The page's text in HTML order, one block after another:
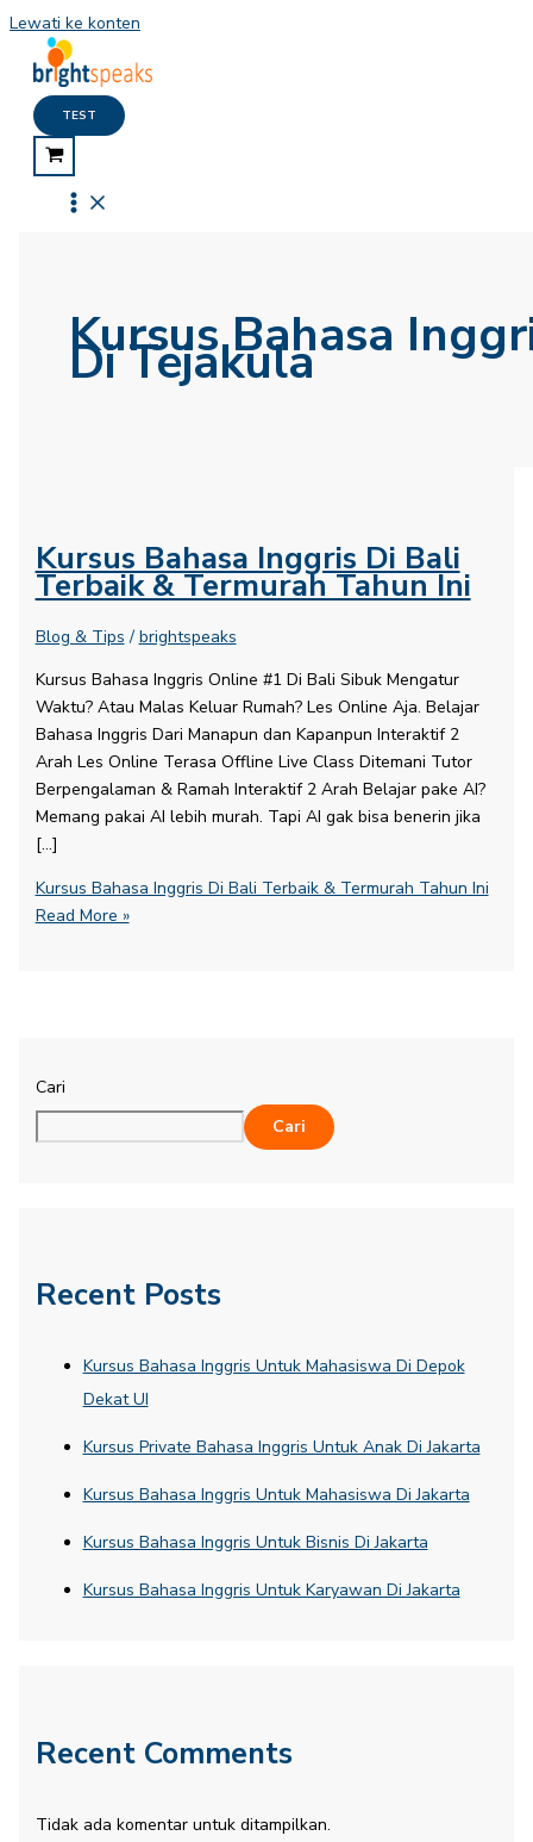
Lewati ke konten
TEST
Kursus Bahasa
Di Tejakula
Kursus Bahasa Inggris Di Bali
Terbaik & Termurah Tahun Ini
Blog & Tips / brightspeaks
Kursus Bahasa Inggris Online #1 Di Bali Sibuk Mengatur
Waktu? Atau Malas Keluar Rumah? Les Online Aja. Belajar
Bahasa Inggris Dari Manapun dan Kapanpun Interaktif 2
Arah Les Online Terasa Offline Live Class Ditemani Tutor
Berpengalaman & Ramah Interaktif 2 Arah Belajar pake AI?
Memang pakai AI lebih murah. Tapi AI gak bisa benerin jika
[…]
Kursus Bahasa Inggris Di Bali Terbaik & Termurah Tahun Ini
Read More »
Cari
Cari
Recent Posts
Kursus Bahasa Inggris Untuk Mahasiswa Di Depok
Dekat UI
Kursus Private Bahasa Inggris Untuk Anak Di Jakarta
Kursus Bahasa Inggris Untuk Mahasiswa Di Jakarta
Kursus Bahasa Inggris Untuk Bisnis Di Jakarta
Kursus Bahasa Inggris Untuk Karyawan Di Jakarta
Recent Comments
Tidak ada komentar untuk ditampilkan.